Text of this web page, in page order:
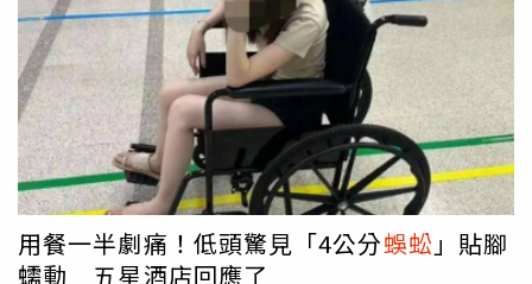
這種事太愚蠢了，浪費時間與精力。而且，相信我，這絕對
不是他想看到的事。」薩爾達同時抨擊網路上日益氾濫的AI
名人模仿風潮，指出這種技術並非藝術創作，而是對人類記
憶與文化的扭曲與消費，「看到真實人物的影像遺產，被簡
化成『這看起來有點像他、聲音也差不多』的東西，只為了
讓別人製作那些可怕的TikTok木偶秀，真是讓人瘋狂。」她
進一步批評：「你們不是在創作藝術，而是在用人類的生
命、藝術與音樂的歷史，製造出噁心、過度加工的熱狗，然
後強行塞給別人，希望能換來讚數，真噁心。」此外，她更
用餐一半劇痛！低頭驚見「4公分蜈蚣 」貼腳
蠕動 五星酒店回應了